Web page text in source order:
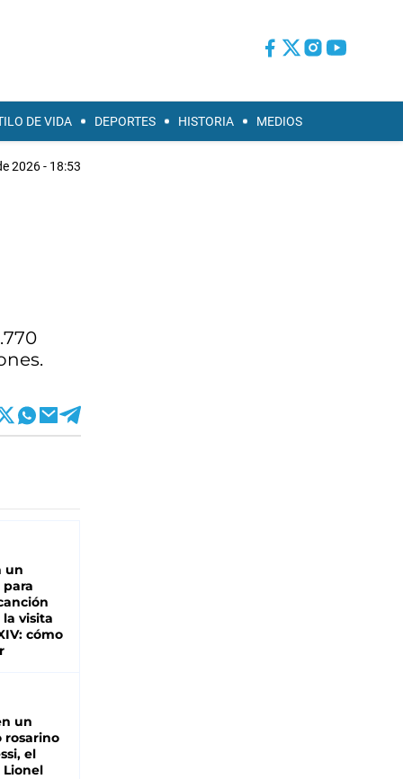
DE VIDA DEPORTES HISTORIA MEDIOS
2026 - 18:53
un
para
visita
cómo
un
rosarino
el